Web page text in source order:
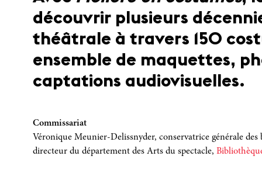
découvrir plusieurs
théâtrale à travers 150
ensemble de maquettes,
captations audiovisuelles.
Commissariat
Véronique Meunier-Delissnyder, conservatrice générale
directeur du département des Arts du spectacle,